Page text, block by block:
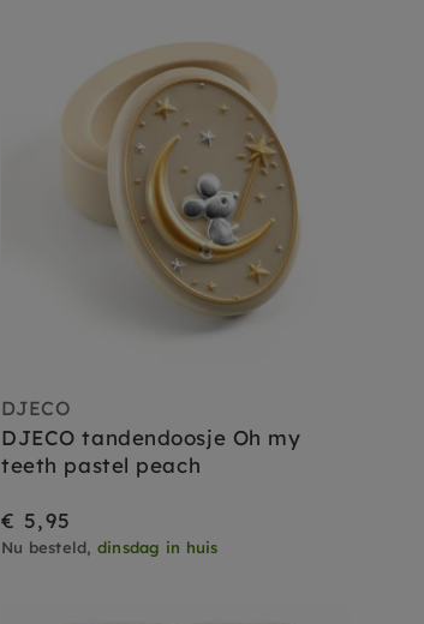
DJECO
DJECO tandendoosje Oh my
teeth pastel peach
€ 5,95
Nu besteld, dinsdag in huis